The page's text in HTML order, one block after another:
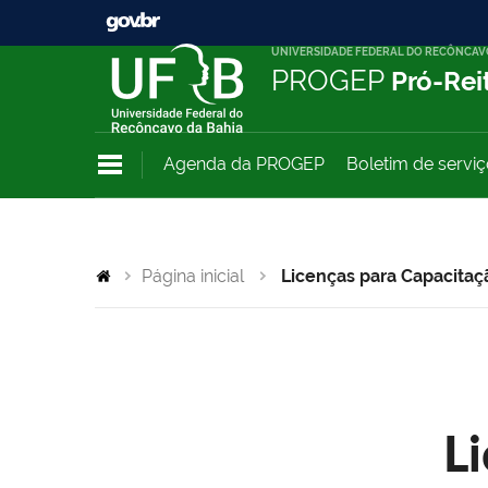
UNIVERSIDADE FEDERAL DO
PROGEP Pró-
Agenda da PROGEP Boletim de
Página inicial Licenças para